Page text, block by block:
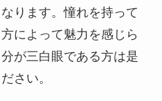
ります。憧れを持って
によって魅力を感じら
が三白眼である方は是
さい。